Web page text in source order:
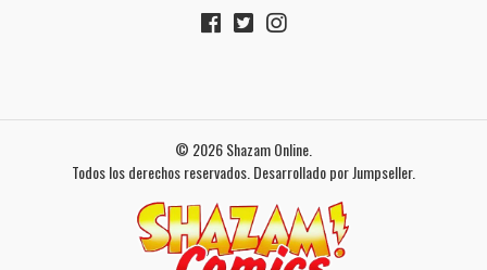
© 2026 Shazam Online.
Todos los derechos reservados. Desarrollado por Jumpseller.